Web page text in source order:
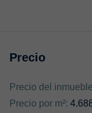
Precio
Precio del
Precio por m²: